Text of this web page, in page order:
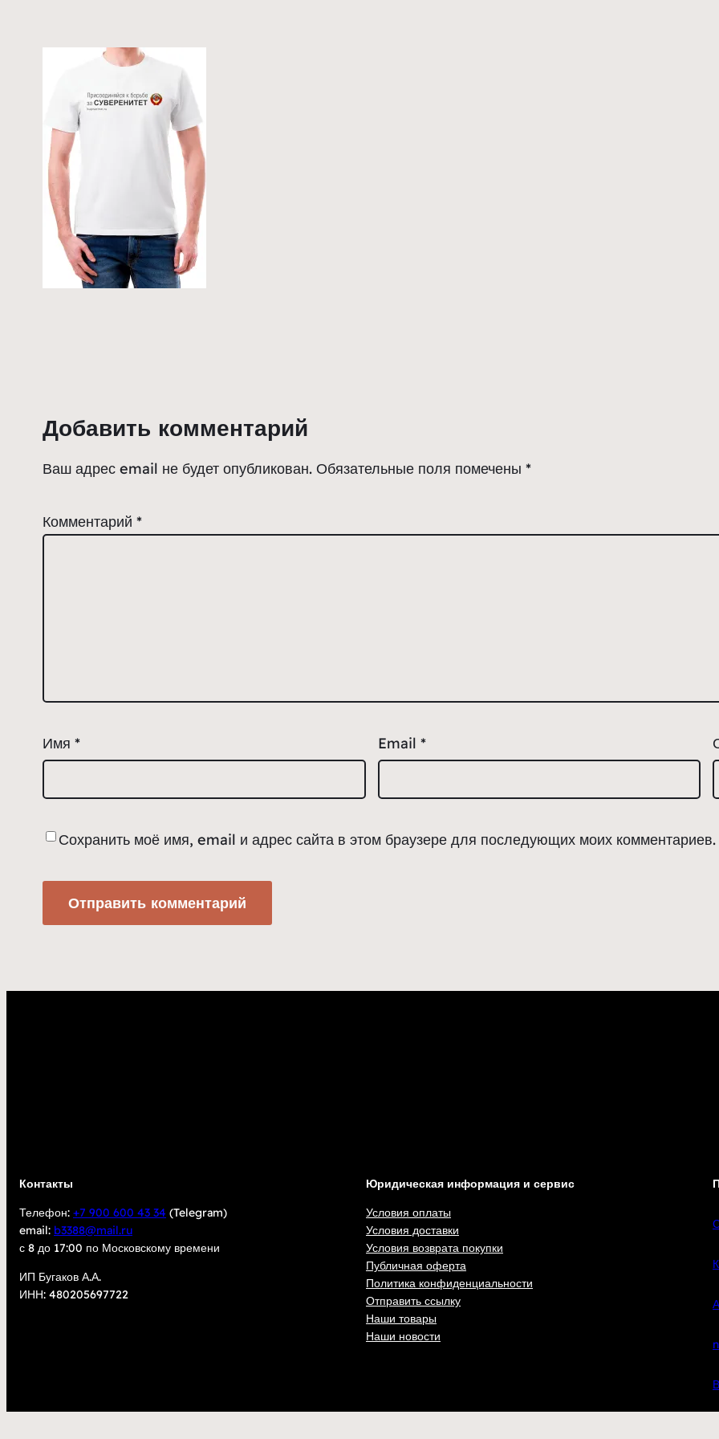
Добавить комментарий
Ваш адрес email не будет опубликован. Обязательные поля помечены *
Комментарий *
Имя * Email *
Сохранить моё имя, email и адрес сайта в этом браузере для последующих моих комментариев.
Контакты
Телефон: +7 900 600 43 34 (Telegram)
email: b3388@mail.ru
с 8 до 17:00 по Московскому времени
ИП Бугаков А.А.
ИНН: 480205697722
Юридическая информация и сервис
Условия оплаты
Условия доставки
Условия возврата покупки
Публичная оферта
Политика конфиденциальности
Отправить ссылку
Наши товары
Наши новости